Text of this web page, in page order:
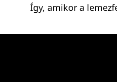
Így, amikor a